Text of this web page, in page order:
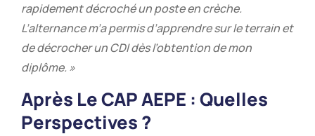
rapidement décroché un poste en crèche.
L’alternance m’a permis d’apprendre sur le terrain et
de décrocher un CDI dès l’obtention de mon
diplôme. »
Après Le CAP AEPE : Quelles
Perspectives ?